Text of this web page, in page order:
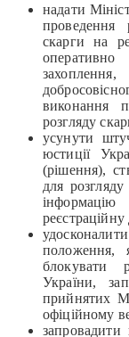
надати
проведення
скарги на
виконання
розгляду
усунути
юстиції
(рішення),
для
реєстраційну
положення,
блокувати
України,
прийнятих
офіційному